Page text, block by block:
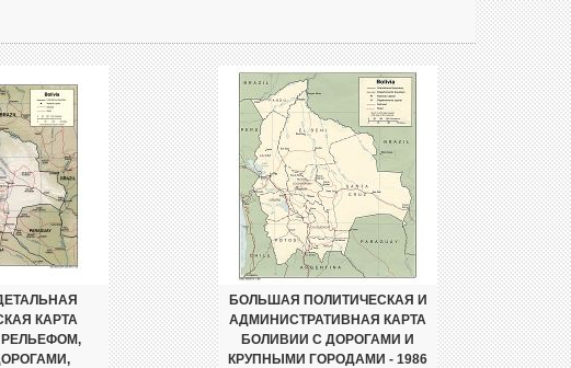
КАРТА
БОЛЬШАЯ ПОЛИТИЧЕСКАЯ И
АДМИНИСТРАТИВНАЯ КАРТА
БОЛИВИИ С ДОРОГАМИ И
КРУПНЫМИ ГОРОДАМИ - 1986